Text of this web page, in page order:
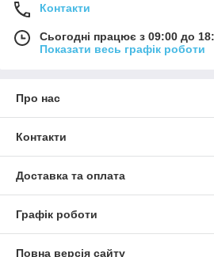
Контакти
Сьогодні працює з 09:00 до
Показати весь графік роботи
Про нас
Контакти
Доставка та оплата
Графік роботи
Повна версія сайту